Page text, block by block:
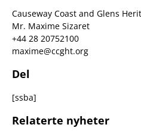
Causeway Coast and Glens
Mr. Maxime Sizaret
+44 28 20752100
maxime@ccght.org
Del
[ssba]
Relaterte nyheter